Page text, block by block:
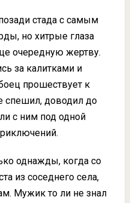
стада с самым
но хитрые глаза
очередную жертву.
за калитками и
прошествует к
спешил, доводил до
с ним под одной
однажды, когда со
из соседнего села,
Мужик то ли не знал